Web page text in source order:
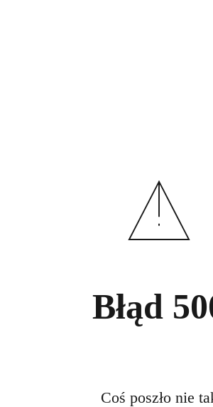
Błąd
Coś poszło nie